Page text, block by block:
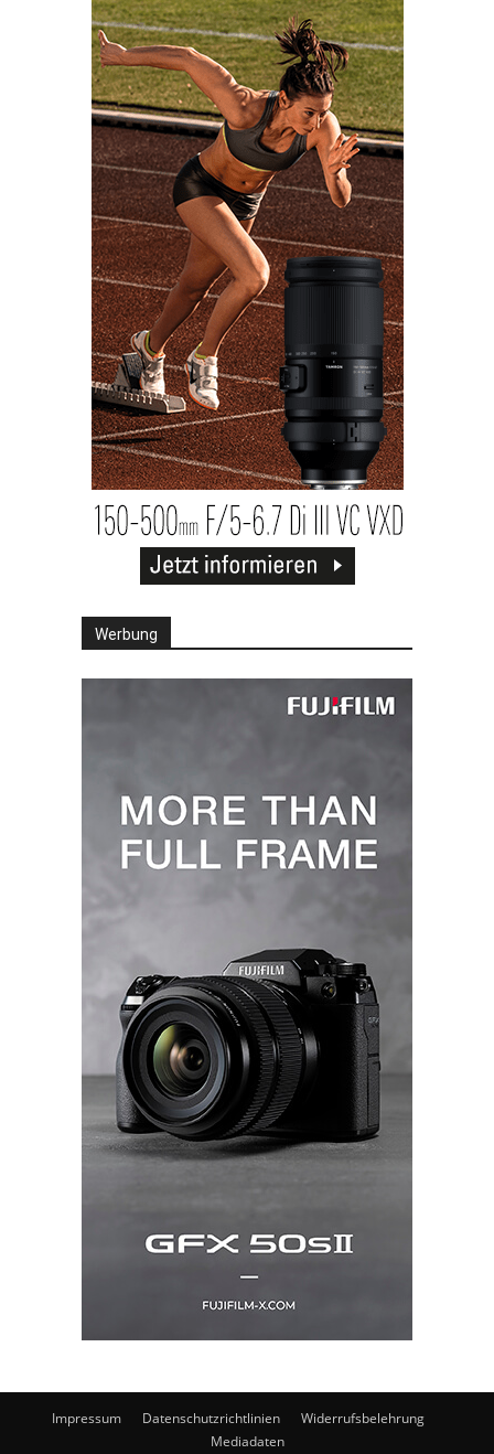
Werbung
Impressum Datenschutzrichtlinien
Widerrufsbelehrung
Mediadaten